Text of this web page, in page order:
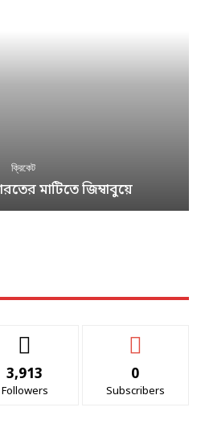
ক্রিকেট
মাটিতে জিম্বাবুয়ে
3,913
Followers
0
Subscribers